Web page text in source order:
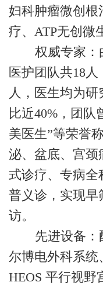
妇科肿瘤微创根
疗、ATP无创微
权威专家：
医护团队共18
人，医生均为
比近40%，团队
美医生”等荣誉
泌、盆底、宫颈
式诊疗、专病全
普义诊，实现早
访。
先进设备
尔博电外科系统
HEOS 平行视野